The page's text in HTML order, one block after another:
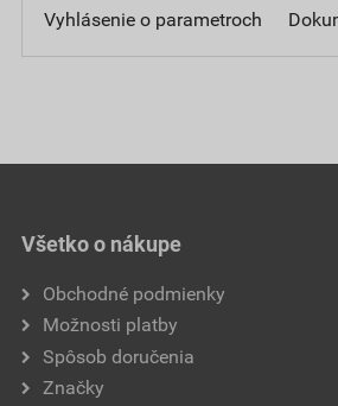
Vyhlásenie o parametroch
Všetko o nákupe
Obchodné podmienky
Možnosti platby
Spôsob doručenia
Značky